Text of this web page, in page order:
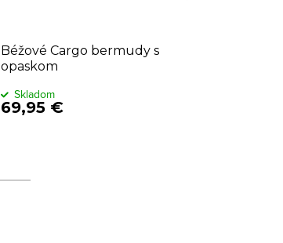
Béžové Cargo bermudy s
opaskom
69,95 €
Skladom